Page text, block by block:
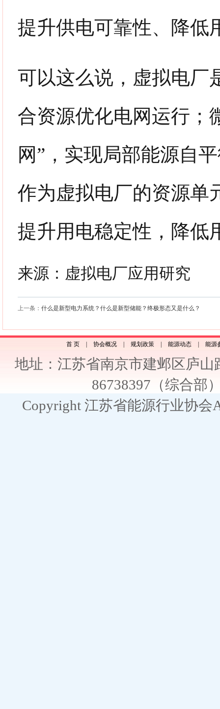
提升供电可靠性、降低
可以这么说， 虚拟电厂
合资源优化电网运行；
网”，实现局部能源自
作为虚拟电厂的资源单
提升用电稳定性，降低
来源：虚拟电厂应用研究
上一条： 什么是新型电力系统？什么是新型储能？终极形态又是什么？
首 页 协会概况 规划政策 能源动态 能源
地址：江苏省南京市建邺区庐山
86738397（综合部
Copyright 江苏省能源行业协会